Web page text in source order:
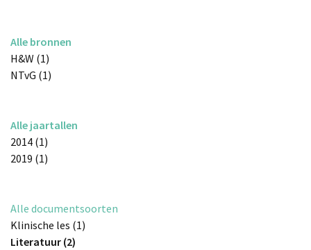
Alle bronnen
H&W (1)
NTvG (1)
Alle jaartallen
2014 (1)
2019 (1)
Alle documentsoorten
Klinische les (1)
Literatuur (2)